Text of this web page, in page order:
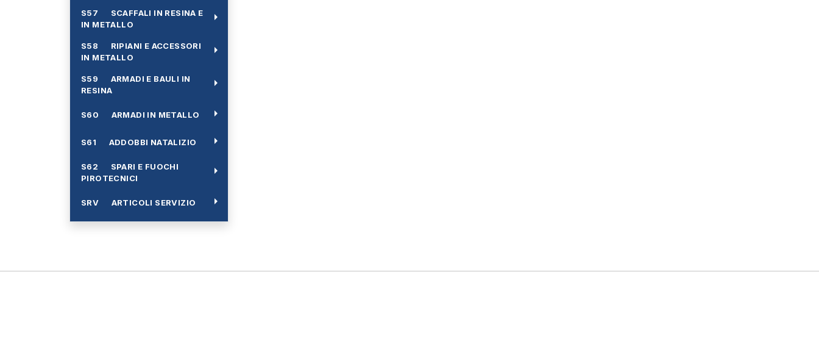
S57 SCAFFALI IN RESINA E
IN METALLO
arrow_right
S58 RIPIANI E ACCESSORI
IN METALLO
arrow_right
S59 ARMADI E BAULI IN
RESINA
arrow_right
S60 ARMADI IN METALLO arrow_right
S61 ADDOBBI NATALIZIO arrow_right
S62 SPARI E FUOCHI
PIROTECNICI
arrow_right
SRV ARTICOLI SERVIZIO arrow_right